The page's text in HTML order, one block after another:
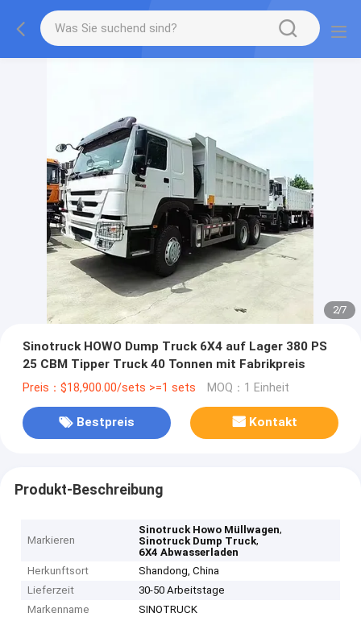
2/7
Sinotruck HOWO Dump Truck 6X4 auf Lager 380 PS
25 CBM Tipper Truck 40 Tonnen mit Fabrikpreis
Preis：$18,900.00/sets >=1 sets MOQ：1 Einheit
Bestpreis Kontakt
Produkt-Beschreibung
Markieren
Sinotruck Howo Müllwagen,
Sinotruck Dump Truck,
6X4 Abwasserladen
Herkunftsort
Shandong, China
Lieferzeit
30-50 Arbeitstage
Markenname
SINOTRUCK